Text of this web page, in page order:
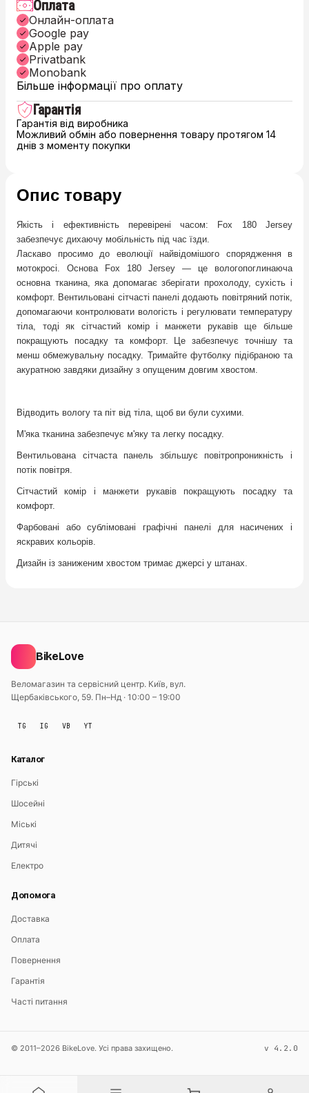
Оплата
Онлайн-оплата
Google pay
Apple pay
Privatbank
Monobank
Більше інформації про оплату
Гарантія
Гарантія від виробника
Можливий обмін або повернення товару протягом 14
днів з моменту покупки
Опис товару
Якість і ефективність перевірені часом: Fox 180 Jersey
забезпечує дихаючу мобільність під час їзди.
Ласкаво просимо до еволюції найвідомішого спорядження в
мотокросі. Основа Fox 180 Jersey — це вологопоглинаюча
основна тканина, яка допомагає зберігати прохолоду, сухість і
комфорт. Вентильовані сітчасті панелі додають повітряний потік,
допомагаючи контролювати вологість і регулювати температуру
тіла, тоді як сітчастий комір і манжети рукавів ще більше
покращують посадку та комфорт. Це забезпечує точнішу та
менш обмежувальну посадку. Тримайте футболку підібраною та
акуратною завдяки дизайну з опущеним довгим хвостом.
Відводить вологу та піт від тіла, щоб ви були сухими.
М'яка тканина забезпечує м'яку та легку посадку.
Вентильована сітчаста панель збільшує повітропроникність і
потік повітря.
Сітчастий комір і манжети рукавів покращують посадку та
комфорт.
Фарбовані або сублімовані графічні панелі для насичених і
яскравих кольорів.
Дизайн із заниженим хвостом тримає джерсi у штанах.
BikeLove
Веломагазин та сервісний центр. Київ, вул.
Щербаківського, 59. Пн–Нд · 10:00 – 19:00
TG IG VB YT
Каталог
Гірські
Шосейні
Міські
Дитячі
Електро
Допомога
Доставка
Оплата
Повернення
Гарантія
Часті питання
© 2011–2026 BikeLove. Усі права захищено. v 4.2.0